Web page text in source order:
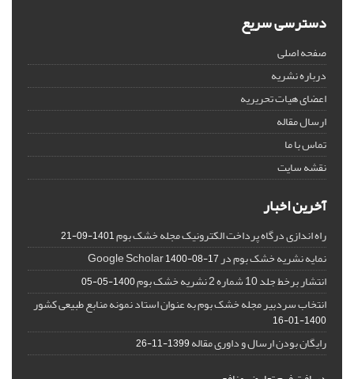
دسترسی سریع
صفحه اصلی
درباره نشریه
اعضای هیات تحریریه
ارسال مقاله
تماس با ما
نقشه سایت
آخرین اخبار
راه اندازی درگاه پرداخت الکترونیک مجله خشک بوم1401-09-21
نمایه نشریه خشک بوم در Google Scholar1400-08-17
انتشار برخط جلد 10 شماره 2 نشریه خشک بوم 1400-05-05
انتخاب سردبیر مجله خشک بوم به عنوان استاد نمونه منابع طبیعی کشور
1400-01-16
رایگان بودن ارسال و داوری مقاله1399-11-26